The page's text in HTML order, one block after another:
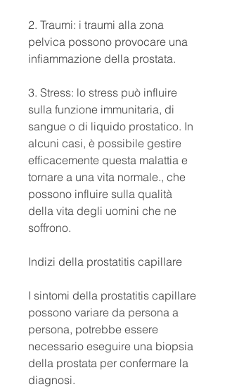
2. Traumi: i traumi alla zona
pelvica possono provocare una
infiammazione della prostata.
3. Stress: lo stress può influire
sulla funzione immunitaria, di
sangue o di liquido prostatico. In
alcuni casi, è possibile gestire
efficacemente questa malattia e
tornare a una vita normale., che
possono influire sulla qualità
della vita degli uomini che ne
soffrono.
Indizi della prostatitis capillare
I sintomi della prostatitis capillare
possono variare da persona a
persona, potrebbe essere
necessario eseguire una biopsia
della prostata per confermare la
diagnosi.